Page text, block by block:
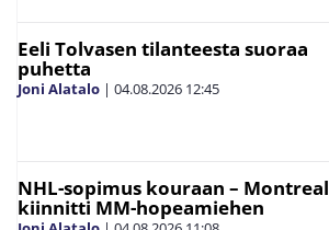
Eeli Tolvasen tilanteesta suoraa
puhetta
Joni Alatalo | 04.08.2026 12:45
NHL-sopimus kouraan – Montreal
kiinnitti MM-hopeamiehen